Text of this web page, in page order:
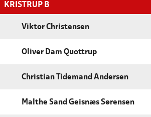
KRISTRUP B
Viktor Christensen
Oliver Dam Quottrup
Christian Tidemand Andersen
Malthe Sand Geisnæs Sørensen